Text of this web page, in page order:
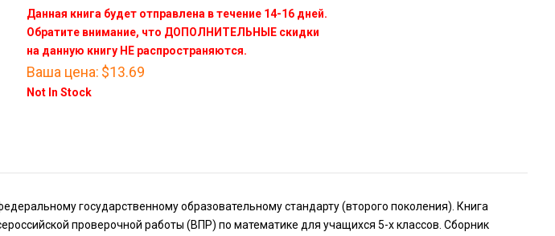
Данная книга будет отправлена в течение 14-16 дней.
Обратите внимание, что ДОПОЛНИТЕЛЬНЫЕ скидки
на данную книгу НЕ распространяются.
Ваша цена: $13.69
Not In Stock
государственному образовательному стандарту (второго поколения). Книга
проверочной работы (ВПР) по математике для учащихся 5-х классов. Сборник